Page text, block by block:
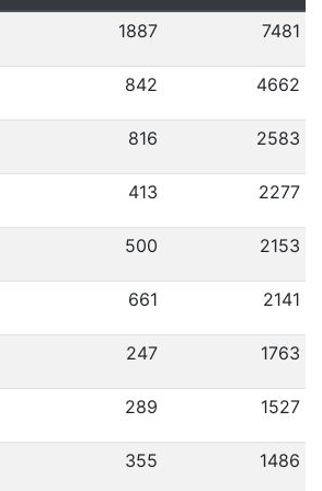
1887 7481
842 4662
816 2583
413 2277
500 2153
661 2141
247 1763
289 1527
355 1486